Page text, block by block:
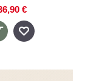
36,90 €